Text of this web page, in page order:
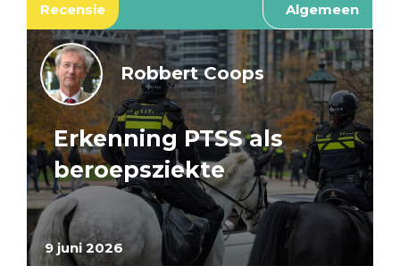
Recensie Algemeen
9 juni 2026
Robbert Coops
Erkenning PTSS als
beroepsziekte